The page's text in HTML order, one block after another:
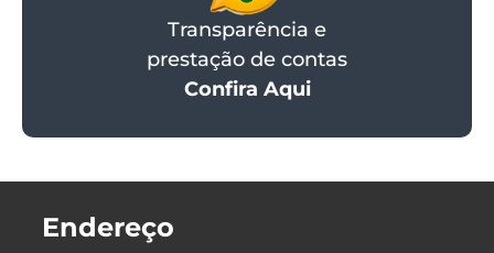
Transparência e
prestação de contas
Confira Aqui
Endereço